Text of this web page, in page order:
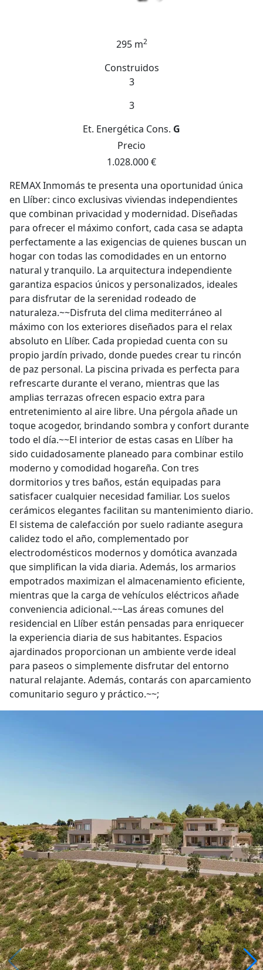
295 m2
Construidos
3
3
Et. Energética Cons. G
Precio
1.028.000 €
REMAX Inmomás te presenta una oportunidad única
en Llíber: cinco exclusivas viviendas independientes
que combinan privacidad y modernidad. Diseñadas
para ofrecer el máximo confort, cada casa se adapta
perfectamente a las exigencias de quienes buscan un
hogar con todas las comodidades en un entorno
natural y tranquilo. La arquitectura independiente
garantiza espacios únicos y personalizados, ideales
para disfrutar de la serenidad rodeado de
naturaleza.~~Disfruta del clima mediterráneo al
máximo con los exteriores diseñados para el relax
absoluto en Llíber. Cada propiedad cuenta con su
propio jardín privado, donde puedes crear tu rincón
de paz personal. La piscina privada es perfecta para
refrescarte durante el verano, mientras que las
amplias terrazas ofrecen espacio extra para
entretenimiento al aire libre. Una pérgola añade un
toque acogedor, brindando sombra y confort durante
todo el día.~~El interior de estas casas en Llíber ha
sido cuidadosamente planeado para combinar estilo
moderno y comodidad hogareña. Con tres
dormitorios y tres baños, están equipadas para
satisfacer cualquier necesidad familiar. Los suelos
cerámicos elegantes facilitan su mantenimiento diario.
El sistema de calefacción por suelo radiante asegura
calidez todo el año, complementado por
electrodomésticos modernos y domótica avanzada
que simplifican la vida diaria. Además, los armarios
empotrados maximizan el almacenamiento eficiente,
mientras que la carga de vehículos eléctricos añade
conveniencia adicional.~~Las áreas comunes del
residencial en Llíber están pensadas para enriquecer
la experiencia diaria de sus habitantes. Espacios
ajardinados proporcionan un ambiente verde ideal
para paseos o simplemente disfrutar del entorno
natural relajante. Además, contarás con aparcamiento
comunitario seguro y práctico.~~;